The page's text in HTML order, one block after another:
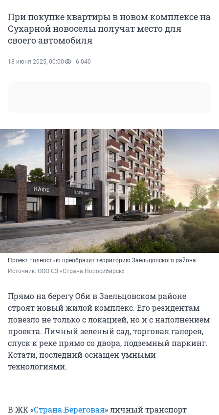
При покупке квартиры в новом комплексе на
Сухарной новоселы получат место для
своего автомобиля
18 июня 2025, 00:00 6 040
Проект полностью преобразит территорию Заельцовского района
Источник: ООО СЗ «Страна.Новосибирск»
Прямо на берегу Оби в Заельцовском районе
строят новый жилой комплекс. Его резидентам
повезло не только с локацией, но и с наполнением
проекта. Личный зеленый сад, торговая галерея,
спуск к реке прямо со двора, подземный паркинг.
Кстати, последний оснащен умными
технологиями.
В ЖК «Страна.Береговая» личный транспорт